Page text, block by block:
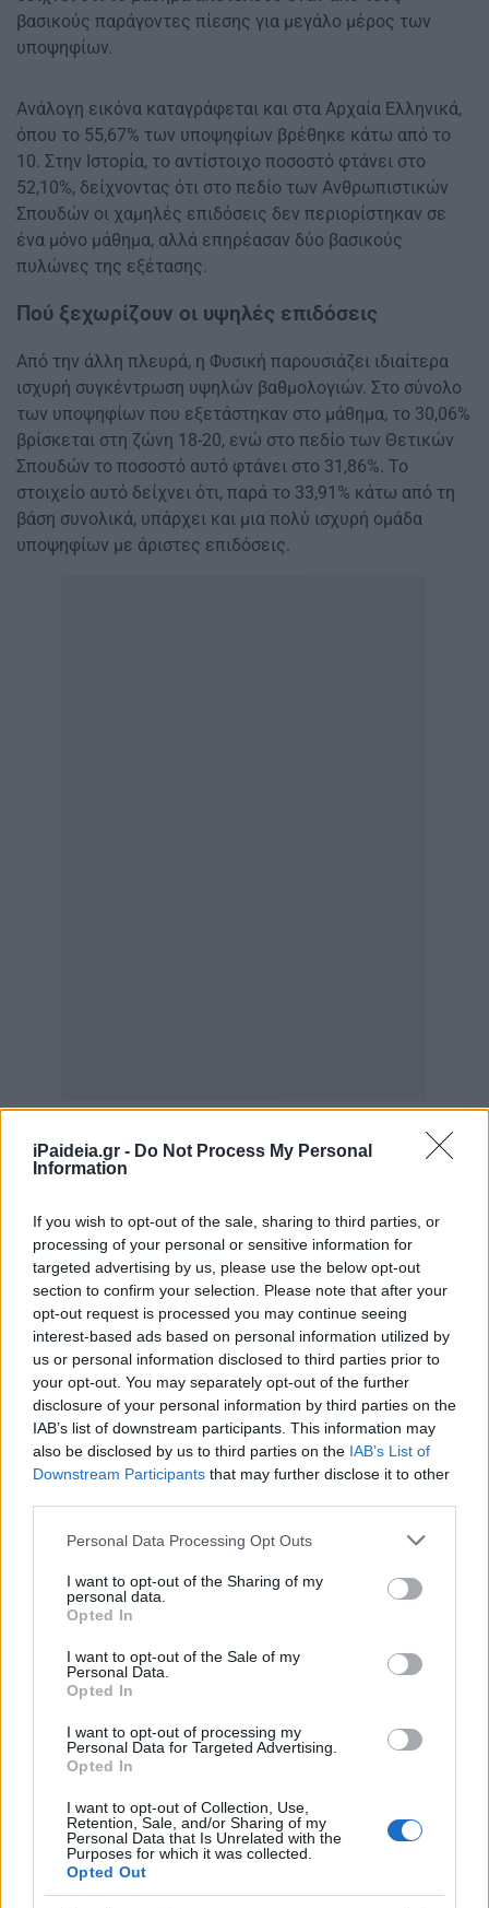
iPaideia.gr - Do Not Process My Personal
Information
If you wish to opt-out of the sale, sharing to third parties, or
processing of your personal or sensitive information for
targeted advertising by us, please use the below opt-out
section to confirm your selection. Please note that after your
opt-out request is processed you may continue seeing
interest-based ads based on personal information utilized by
us or personal information disclosed to third parties prior to
your opt-out. You may separately opt-out of the further
disclosure of your personal information by third parties on the
IAB’s list of downstream participants. This information may
also be disclosed by us to third parties on the IAB’s List of
Downstream Participants that may further disclose it to other
Please note that this website/app uses one or more Google
not limited to your visit or usage behaviour. You may click to
grant or deny consent to Google and its third-party tags to
use your data for below specified purposes in below Google
consent section.
Personal Data Processing Opt Outs
I want to opt-out of the Sharing of my
personal data.
Opted In
I want to opt-out of the Sale of my
Personal Data.
Opted In
I want to opt-out of processing my
Personal Data for Targeted Advertising.
Opted In
I want to opt-out of Collection, Use,
Retention, Sale, and/or Sharing of my
Personal Data that Is Unrelated with the
Purposes for which it was collected.
Opted Out
βασικούς παράγοντες πίεσης για μεγάλο μέρος των
υποψηφίων.
Ανάλογη εικόνα καταγράφεται και στα Αρχαία Ελληνικά,
όπου το 55,67% των υποψηφίων βρέθηκε κάτω από το
10. Στην Ιστορία, το αντίστοιχο ποσοστό φτάνει στο
52,10%, δείχνοντας ότι στο πεδίο των Ανθρωπιστικών
Σπουδών οι χαμηλές επιδόσεις δεν περιορίστηκαν σε
ένα μόνο μάθημα, αλλά επηρέασαν δύο βασικούς
πυλώνες της εξέτασης.
Πού ξεχωρίζουν οι υψηλές επιδόσεις
Από την άλλη πλευρά, η Φυσική παρουσιάζει ιδιαίτερα
ισχυρή συγκέντρωση υψηλών βαθμολογιών. Στο σύνολο
των υποψηφίων που εξετάστηκαν στο μάθημα, το 30,06%
βρίσκεται στη ζώνη 18-20, ενώ στο πεδίο των Θετικών
Σπουδών το ποσοστό αυτό φτάνει στο 31,86%. Το
στοιχείο αυτό δείχνει ότι, παρά το 33,91% κάτω από τη
βάση συνολικά, υπάρχει και μια πολύ ισχυρή ομάδα
υποψηφίων με άριστες επιδόσεις.
Ιδιαίτερη εικόνα παρουσιάζουν και τα Λατινικά. Αν και το
34,97% έγραψε κάτω από τη βάση, το 22,65% των
υποψηφίων κινήθηκε στη βαθμολογική ζώνη 18-20, ενώ
το 41,96% έγραψε από 15 έως 20. Αυτό δείχνει μεγάλη
διασπορά στις επιδόσεις, με σημαντικό αριθμό
υποψηφίων να πετυχαίνει πολύ υψηλές βαθμολογίες.
Η εικόνα ανά επιστημονικό πεδίο
Στις Ανθρωπιστικές Σπουδές, τα Αρχαία και η Ιστορία
είναι τα δύο μαθήματα που καταγράφουν τα μεγαλύτερα
ποσοστά κάτω από τη βάση, με 55,67% και 52,10%
παρουσία υψηλόβαθμων, γεγονός που μπορεί να παίξει
ρόλο στη διαφοροποίηση των μορίων μεταξύ των
Στις Θετικές Σπουδές, η εικόνα είναι διαφορετική. Τα
από τη βάση, στο 22,66%, ενώ στη Φυσική το 50,87%
έγραψε από 15 έως 20. Στις Σπουδές Υγείας, η Χημεία
Βιολογία το αντίστοιχο ποσοστό είναι 34,78%.
Τι δείχνουν τα στοιχεία για τα ΕΠΑΛ